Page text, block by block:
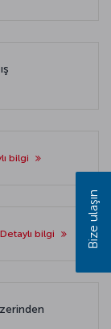
bilgi
Detaylı bilgi Bize ulaşın